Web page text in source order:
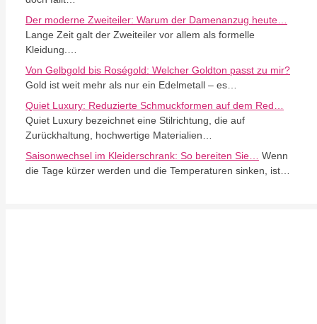
Der moderne Zweiteiler: Warum der Damenanzug heute…
Lange Zeit galt der Zweiteiler vor allem als formelle
Kleidung.…
Von Gelbgold bis Roségold: Welcher Goldton passt zu mir?
Gold ist weit mehr als nur ein Edelmetall – es…
Quiet Luxury: Reduzierte Schmuckformen auf dem Red…
Quiet Luxury bezeichnet eine Stilrichtung, die auf
Zurückhaltung, hochwertige Materialien…
Saisonwechsel im Kleiderschrank: So bereiten Sie…
Wenn
die Tage kürzer werden und die Temperaturen sinken, ist…